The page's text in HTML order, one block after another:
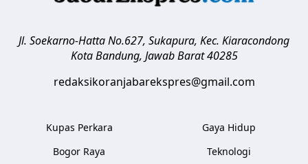
Jl. Soekarno-Hatta No.627, Sukapura, Kec. Kiaracondong
Kota Bandung, Jawab Barat 40285
redaksikoranjabarekspres@gmail.com
Kupas Perkara
Bogor Raya
Gaya Hidup
Teknologi